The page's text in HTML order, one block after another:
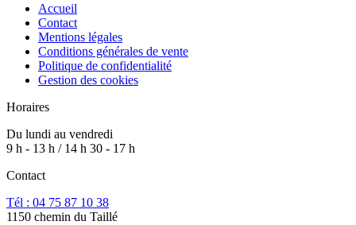
Accueil
Contact
Mentions légales
Conditions générales de vente
Politique de confidentialité
Gestion des cookies
Horaires
Du lundi au vendredi
9 h - 13 h / 14 h 30 - 17 h
Contact
Tél : 04 75 87 10 38
1150 chemin du Taillé